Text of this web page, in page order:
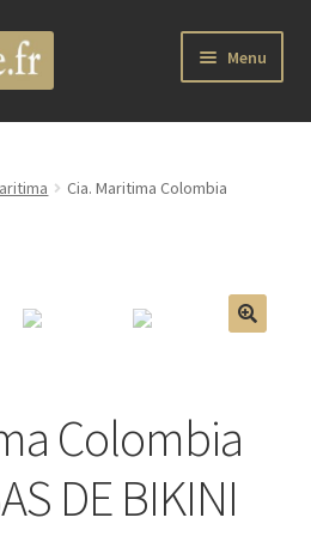
Menu
Cia. Maritima Colombia
Colombia
DE BIKINI